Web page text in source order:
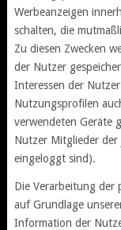
Werbeanzeigen
schalten, die
Zu diesen Zwecken
der Nutzer
Interessen der
Nutzungsprofilen
verwendeten Geräte
Nutzer Mitglieder der
eingeloggt sind).
Die Verarbeitung der
auf Grundlage
Information der